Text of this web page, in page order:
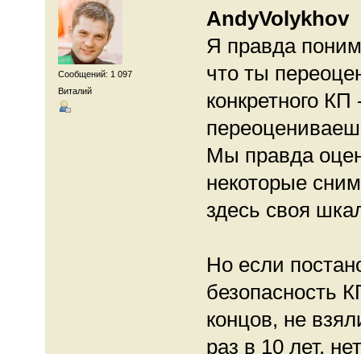
Сообщений: 1 097
Виталий
AndyVolykhov
Я правда
что ты
конкретного
Мы правда
некоторые
здесь своя
Но если
безопасность
концов, не
раз в 10 лет,